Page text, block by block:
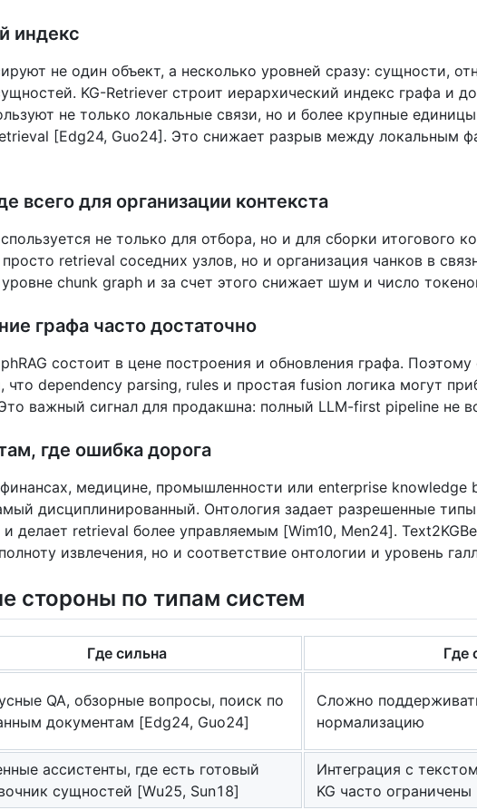
индекс
не один объект, а несколько уровней сразу: сущности,
KG-Retriever строит иерархический индекс графа и
не только локальные связи, но и более крупные
[Edg24, Guo24]. Это снижает разрыв между локальным
всего для организации контекста
не только для отбора, но и для сборки итогового
retrieval соседних узлов, но и организация чанков в
chunk graph и за счет этого снижает шум и число
графа часто достаточно
состоит в цене построения и обновления графа.
что dependency parsing, rules и простая fusion логика могут
важный сигнал для продакшна: полный LLM-first pipeline не
где ошибка дорога
медицине, промышленности или enterprise knowledge
дисциплинированный. Онтология задает разрешенные
делает retrieval более управляемым [Wim10, Men24].
извлечения, но и соответствие онтологии и уровень
стороны по типам систем
Где сильна
Где
QA, обзорные вопросы, поиск по
документам [Edg24, Guo24]
Сложно
нормализацию
ассистенты, где есть готовый
сущностей [Wu25, Sun18]
Интеграция с
KG часто ограничены